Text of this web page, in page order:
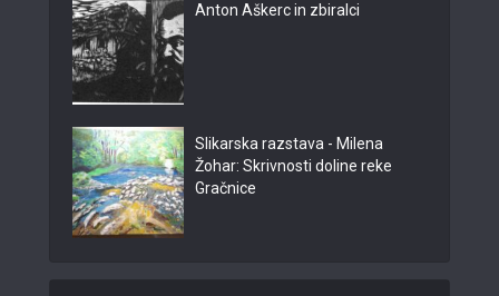
Anton Aškerc in zbiralci
Slikarska razstava - Milena
Žohar: Skrivnosti doline reke
Gračnice